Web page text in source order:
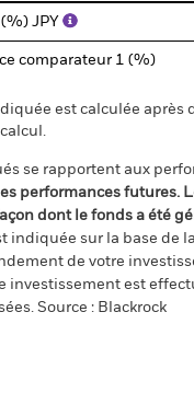
JPY
comparateur 1 (%)
est calculée après
se rapportent aux
performances futures.
dont le fonds a été
indiquée sur la base de
de votre
investissement est
Source : Blackrock